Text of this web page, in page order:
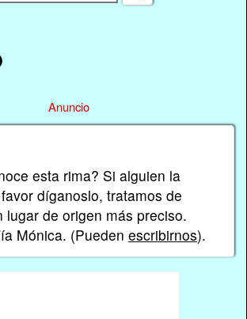
Anuncio
esta rima? Si alguien la
díganoslo, tratamos de
lugar de origen más preciso.
Mónica. (Pueden escribirnos).